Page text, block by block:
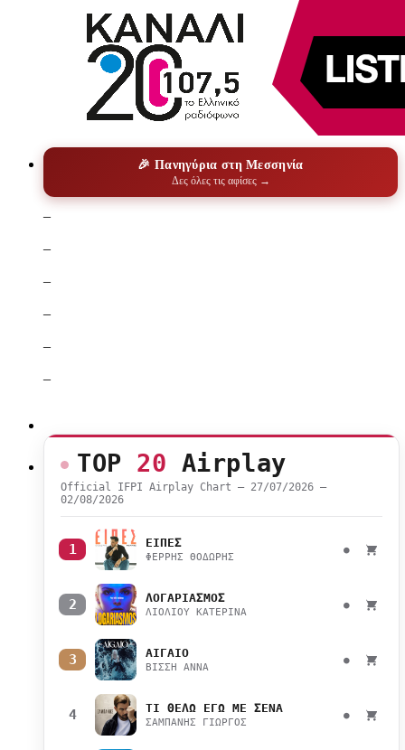
🎉 Πανηγύρια στη Μεσσηνία
Δες όλες τις αφίσες →
–
–
–
–
–
–
TOP 20 Airplay
Official IFPI Airplay Chart — 27/07/2026 –
02/08/2026
1 ΕΙΠΕΣ
ΦΕΡΡΗΣ ΘΟΔΩΡΗΣ
●
2 ΛΟΓΑΡΙΑΣΜΟΣ
ΛΙΟΛΙΟΥ ΚΑΤΕΡΙΝΑ
●
3 ΑΙΓΑΙΟ
ΒΙΣΣΗ ΑΝΝΑ
●
4 ΤΙ ΘΕΛΩ ΕΓΩ ΜΕ ΣΕΝΑ
ΣΑΜΠΑΝΗΣ ΓΙΩΡΓΟΣ
●